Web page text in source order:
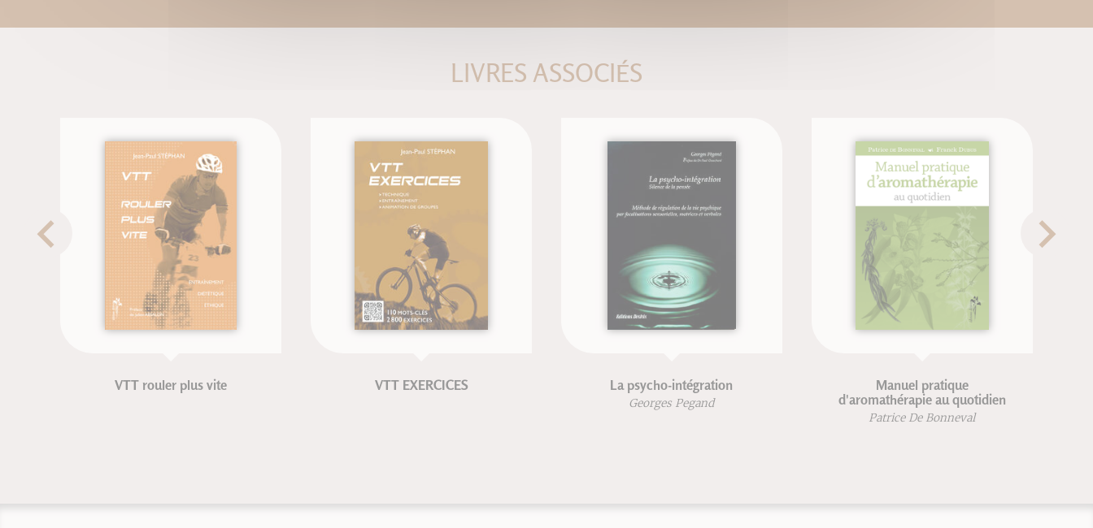
LIVRES ASSOCIÉS
VTT rouler plus vite VTT EXERCICES La psycho-intégration
Georges Pegand
Manuel pratique
d'aromathérapie au quotidien
Patrice De Bonneval